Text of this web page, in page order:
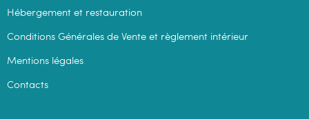
Hébergement et restauration
Conditions Générales de Vente et règlement intérieur
Mentions légales
Contacts